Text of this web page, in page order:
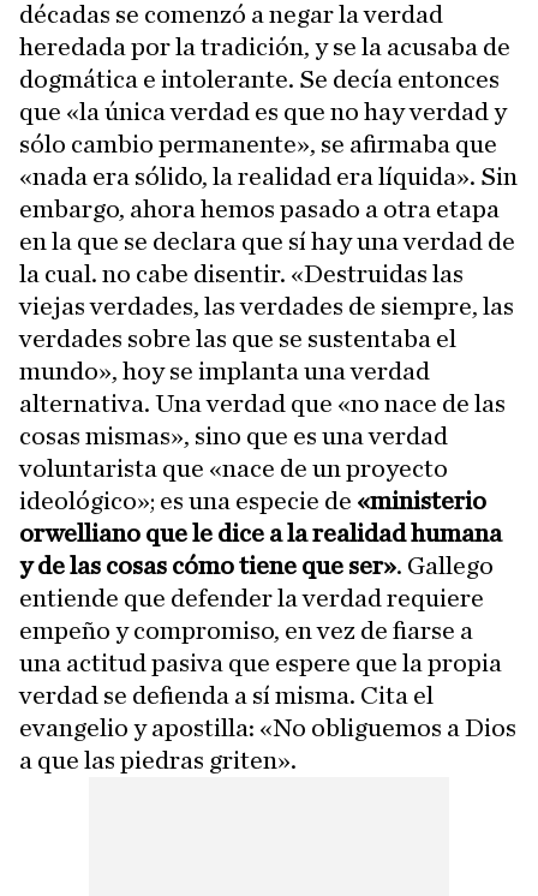
décadas se comenzó a negar la verdad
heredada por la tradición, y se la acusaba de
dogmática e intolerante. Se decía entonces
que «la única verdad es que no hay verdad y
sólo cambio permanente», se afirmaba que
«nada era sólido, la realidad era líquida». Sin
embargo, ahora hemos pasado a otra etapa
en la que se declara que sí hay una verdad de
la cual. no cabe disentir. «Destruidas las
viejas verdades, las verdades de siempre, las
verdades sobre las que se sustentaba el
mundo», hoy se implanta una verdad
alternativa. Una verdad que «no nace de las
cosas mismas», sino que es una verdad
voluntarista que «nace de un proyecto
ideológico»; es una especie de «ministerio
orwelliano que le dice a la realidad humana
y de las cosas cómo tiene que ser». Gallego
entiende que defender la verdad requiere
empeño y compromiso, en vez de fiarse a
una actitud pasiva que espere que la propia
verdad se defienda a sí misma. Cita el
evangelio y apostilla: «No obliguemos a Dios
a que las piedras griten».